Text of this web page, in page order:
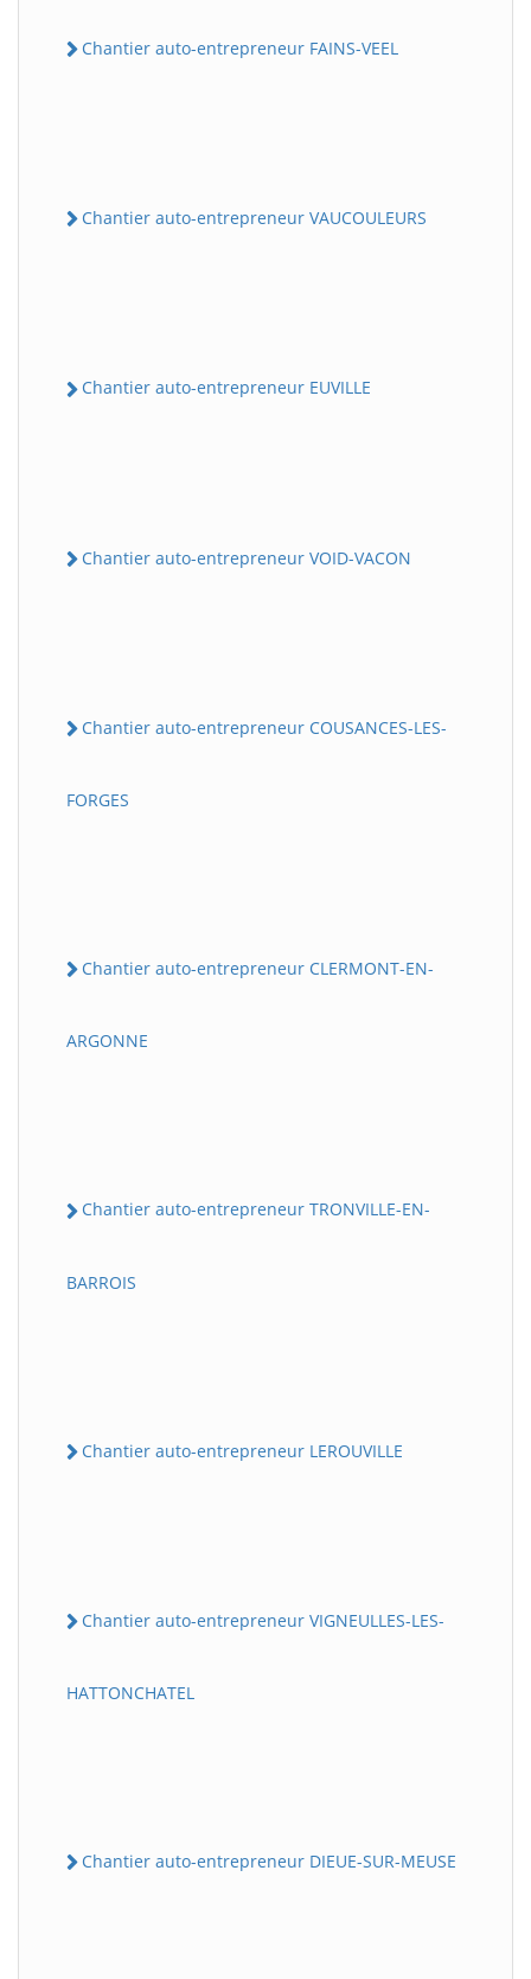
Chantier auto-entrepreneur FAINS-VEEL
Chantier auto-entrepreneur VAUCOULEURS
Chantier auto-entrepreneur EUVILLE
Chantier auto-entrepreneur VOID-VACON
Chantier auto-entrepreneur COUSANCES-LES-
FORGES
Chantier auto-entrepreneur CLERMONT-EN-
ARGONNE
Chantier auto-entrepreneur TRONVILLE-EN-
BARROIS
Chantier auto-entrepreneur LEROUVILLE
Chantier auto-entrepreneur VIGNEULLES-LES-
HATTONCHATEL
Chantier auto-entrepreneur DIEUE-SUR-MEUSE